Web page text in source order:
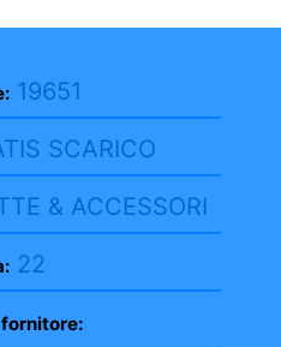
19651
SCARICO
& ACCESSORI
22